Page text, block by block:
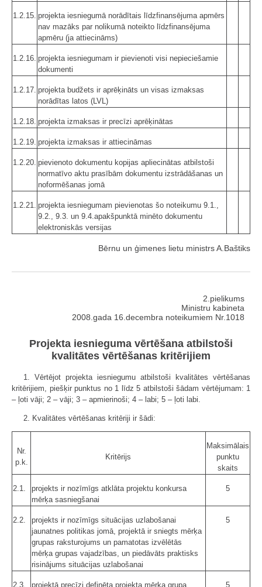
1.2.15. projekta iesniegumā norādītais līdzfinansējuma apmērs
nav mazāks par nolikumā noteikto līdzfinansējuma
apmēru (ja attiecināms)
1.2.16. projekta iesniegumam ir pievienoti visi nepieciešamie
dokumenti
1.2.17. projekta budžets ir aprēķināts un visas izmaksas
norādītas latos (LVL)
1.2.18. projekta izmaksas ir precīzi aprēķinātas
1.2.19. projekta izmaksas ir attiecināmas
1.2.20. pievienoto dokumentu kopijas apliecinātas atbilstoši
normatīvo aktu prasībām dokumentu izstrādāšanas un
noformēšanas jomā
1.2.21. projekta iesniegumam pievienotas šo noteikumu 9.1.,
9.2., 9.3. un 9.4.apakšpunktā minēto dokumentu
elektroniskās versijas
Bērnu un ģimenes lietu ministrs A.Baštiks
2.pielikums
Ministru kabineta
2008.gada 16.decembra noteikumiem Nr.1018
Projekta iesnieguma vērtēšana atbilstoši
kvalitātes vērtēšanas kritērijiem
1. Vērtējot projekta iesniegumu atbilstoši kvalitātes vērtēšanas
kritērijiem, piešķir punktus no 1 līdz 5 atbilstoši šādam vērtējumam: 1
– ļoti vāji; 2 – vāji; 3 – apmierinoši; 4 – labi; 5 – ļoti labi.
2. Kvalitātes vērtēšanas kritēriji ir šādi:
Nr.
p.k.
Kritērijs
Maksimālais
punktu
skaits
2.1.
projekts ir nozīmīgs atklāta projektu konkursa
mērķa sasniegšanai
5
2.2.
projekts ir nozīmīgs situācijas uzlabošanai
jaunatnes politikas jomā, projektā ir sniegts mērķa
grupas raksturojums un pamatotas izvēlētās
mērķa grupas vajadzības, un piedāvāts praktisks
risinājums situācijas uzlabošanai
5
2.3. projektā precīzi definēta projekta mērķa grupa 5